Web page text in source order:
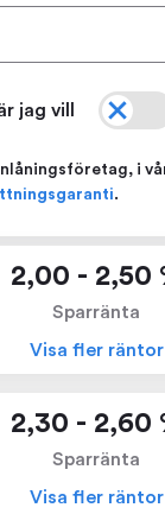
jag vill
i
.
2,00 - 2,50
Sparränta
Visa fler räntor
2,30 - 2,60
Sparränta
Visa fler räntor